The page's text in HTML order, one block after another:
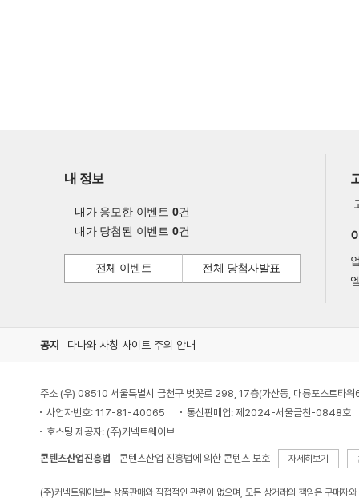
내 정보
내가 응모한 이벤트 0건
내가 당첨된 이벤트 0건
전체 이벤트 전체 당첨자발표
공지 다나와 사칭 사이트 주의 안내
주소 (우) 08510 서울특별시 금천구 벚꽃로 298, 17층(가산동, 대륭포스트타워
사업자번호: 117-81-40065
통신판매업: 제2024-서울금천-0848호
호스팅 제공자: (주)커넥트웨이브
콘텐츠산업진흥법 콘텐츠산업 진흥법에 의한 콘텐츠 보호 자세히보기
(주)커넥트웨이브는 상품판매와 직접적인 관련이 없으며, 모든 상거래의 책임은 구매자